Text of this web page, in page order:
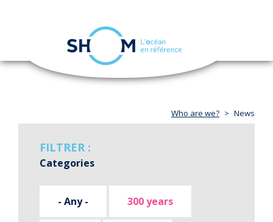
Skip
navigation
Who are we? News
FILTRER :
Categories
- Any - 300 years